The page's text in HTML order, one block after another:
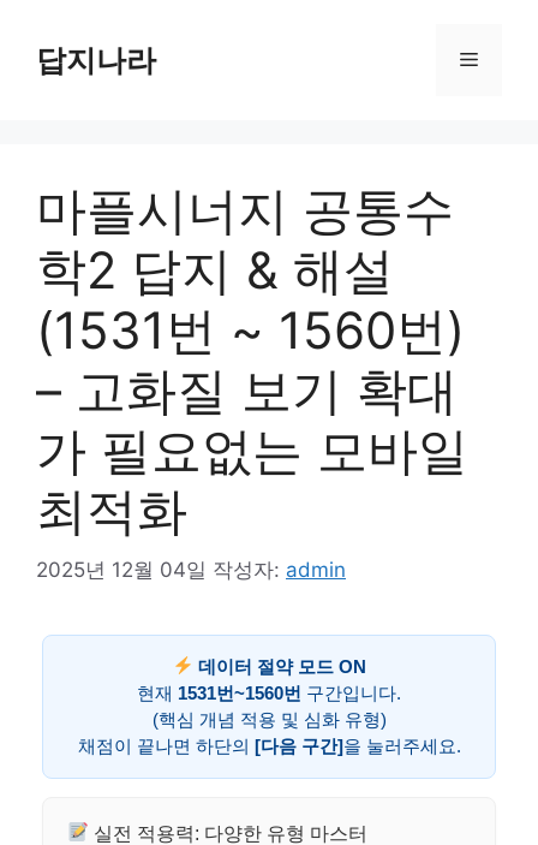
답지나라 메
마플시너지 공통수
학2 답지 & 해설
(1531번 ~ 1560번)
– 고화질 보기 확대
가 필요없는 모바일
최적화
2025년 12월 04일 작성자: admin
데이터 절약 모드 ON
현재 1531번~1560번 구간입니다.
(핵심 개념 적용 및 심화 유형)
채점이 끝나면 하단의 [다음 구간]을 눌러주세요.
실전 적용력: 다양한 유형 마스터